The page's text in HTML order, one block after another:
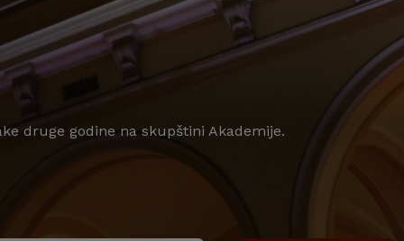
druge godine na skupštini Akademije.